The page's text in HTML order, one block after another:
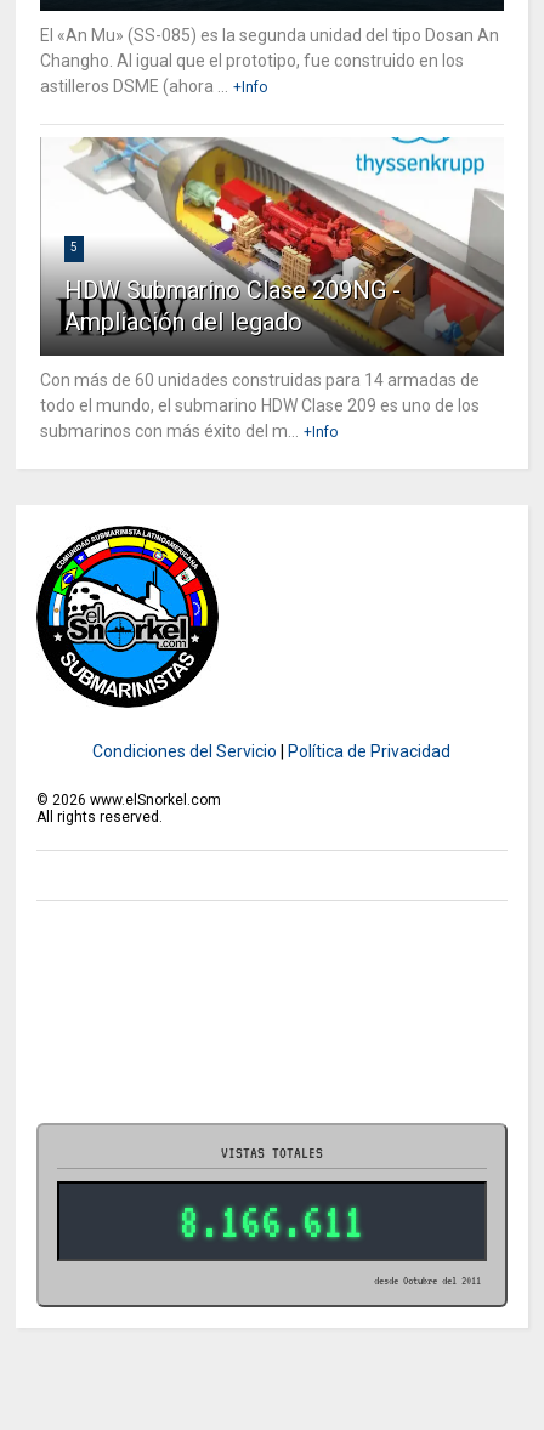
El «An Mu» (SS-085) es la segunda unidad del tipo Dosan An
Changho. Al igual que el prototipo, fue construido en los
astilleros DSME (ahora ...
+Info
5
HDW Submarino Clase 209NG -
Ampliación del legado
Con más de 60 unidades construidas para 14 armadas de
todo el mundo, el submarino HDW Clase 209 es uno de los
submarinos con más éxito del m...
+Info
Condiciones del Servicio Política de Privacidad
© 2026 www.elSnorkel.com
All rights reserved.
VISTAS TOTALES
8.166.611
desde Octubre del 2011